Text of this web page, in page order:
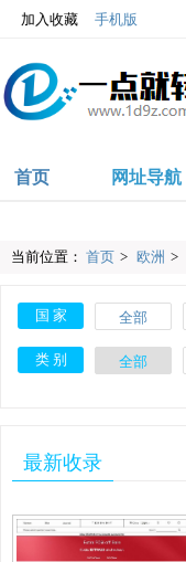
加入收藏 手机版
首页 网址导航
当前位置： 首页 > 欧洲 >
国 家 全部
沙特
类 别 全部
最新收录